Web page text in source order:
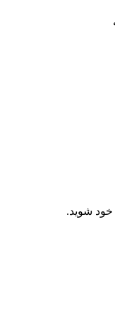
خود شوید.